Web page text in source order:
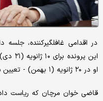
در اقدامی غافلگیرکننده،
این
او در ۲۰ ژانویه (۱ بهمن) - تعیین شده است.
قاضی خوان مرچان که ریاست